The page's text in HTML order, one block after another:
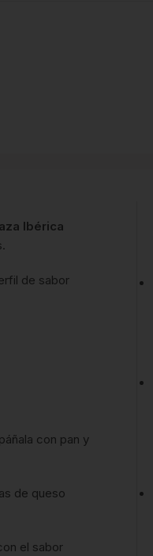
Ibérica
de sabor
con pan y
de queso
el sabor